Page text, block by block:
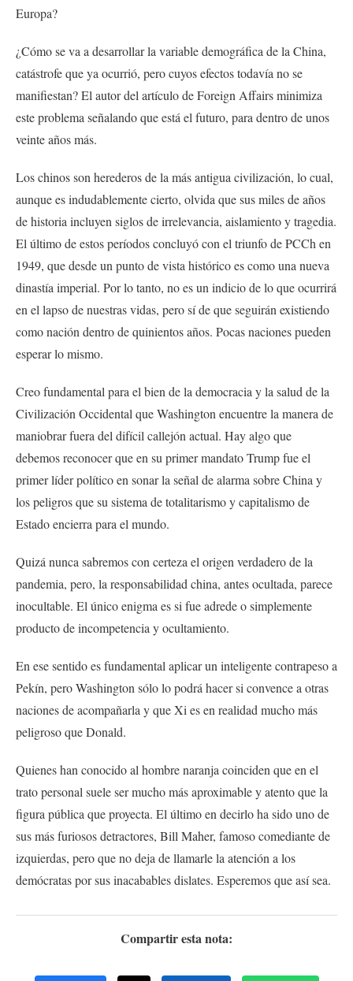
Europa?
¿Cómo se va a desarrollar la variable demográfica de la China,
catástrofe que ya ocurrió, pero cuyos efectos todavía no se
manifiestan? El autor del artículo de Foreign Affairs minimiza
este problema señalando que está el futuro, para dentro de unos
veinte años más.
Los chinos son herederos de la más antigua civilización, lo cual,
aunque es indudablemente cierto, olvida que sus miles de años
de historia incluyen siglos de irrelevancia, aislamiento y tragedia.
El último de estos períodos concluyó con el triunfo de PCCh en
1949, que desde un punto de vista histórico es como una nueva
dinastía imperial. Por lo tanto, no es un indicio de lo que ocurrirá
en el lapso de nuestras vidas, pero sí de que seguirán existiendo
como nación dentro de quinientos años. Pocas naciones pueden
esperar lo mismo.
Creo fundamental para el bien de la democracia y la salud de la
Civilización Occidental que Washington encuentre la manera de
maniobrar fuera del difícil callejón actual. Hay algo que
debemos reconocer que en su primer mandato Trump fue el
primer líder político en sonar la señal de alarma sobre China y
los peligros que su sistema de totalitarismo y capitalismo de
Estado encierra para el mundo.
Quizá nunca sabremos con certeza el origen verdadero de la
pandemia, pero, la responsabilidad china, antes ocultada, parece
inocultable. El único enigma es si fue adrede o simplemente
producto de incompetencia y ocultamiento.
En ese sentido es fundamental aplicar un inteligente contrapeso a
Pekín, pero Washington sólo lo podrá hacer si convence a otras
naciones de acompañarla y que Xi es en realidad mucho más
peligroso que Donald.
Quienes han conocido al hombre naranja coinciden que en el
trato personal suele ser mucho más aproximable y atento que la
figura pública que proyecta. El último en decirlo ha sido uno de
sus más furiosos detractores, Bill Maher, famoso comediante de
izquierdas, pero que no deja de llamarle la atención a los
demócratas por sus inacabables dislates. Esperemos que así sea.
Compartir esta nota: